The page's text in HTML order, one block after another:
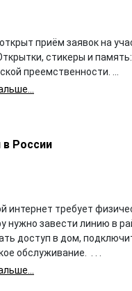
приём заявок на
стикеры и
преемственности. ...
в России
интернет требует
нужно завести линию в
доступ в дом,
обслуживание. . . .